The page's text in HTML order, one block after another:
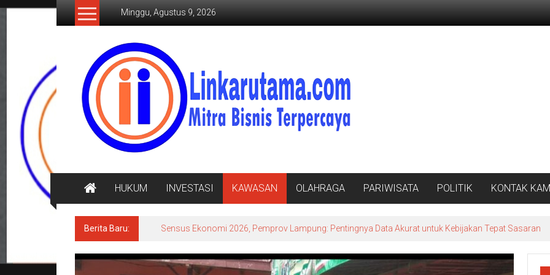
Lompat
Minggu, Agustus 9, 2026
LINKARUTAMA.COM
Mitra
Bisnis
Terpercaya
HUKUM INVESTASI KAWASAN OLAHRAGA PARIWISATA POLITIK KONTAK
Berita Baru: Sensus Ekonomi 2026, Pemprov Lampung: Pentingnya Data Akurat untuk Kebijakan Tepat Sasaran